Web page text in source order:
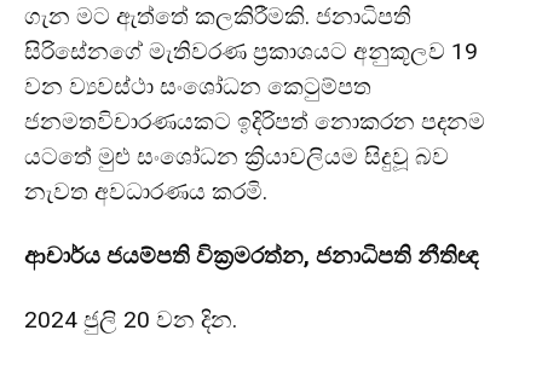
ගැන මට ඇත්තේ කලකිරීමකි. ජනාධිපති
සිරිසේනගේ මැතිවරණ ප්‍රකාශයට අනුකූලව 19
වන ව්‍යවස්ථා සංශෝධන කෙටුම්පත
ජනමතවිචාරණයකට ඉදිරිපත් නොකරන පදනම
යටතේ මුළු සංශෝධන ක්‍රියාවලියම සිදුවූ බව
නැවත අවධාරණය කරමි.
ආචාර්ය ජයම්පති වික්‍රමරත්න, ජනාධිපති නීතිඥ
2024 ජුලි 20 වන දින.